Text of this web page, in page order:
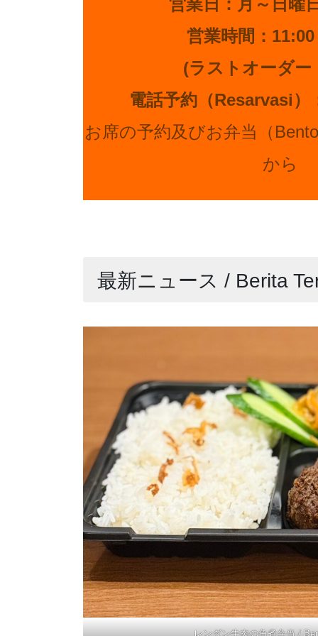
営業日：月～日曜
営業時間：
(ラストオーダー
電話予約 （Resarvasi）
お席の予約及びお弁当（
から
最新ニュース / Berita
レンダン牛肉の角煮弁当 /